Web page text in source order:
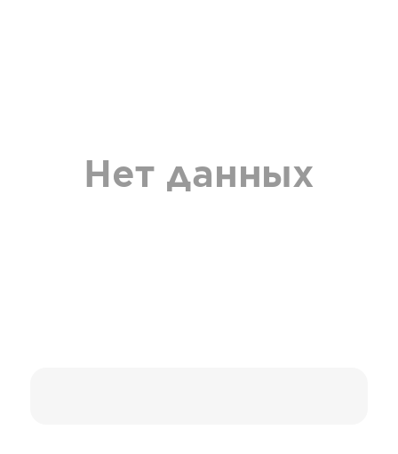
Нет данных